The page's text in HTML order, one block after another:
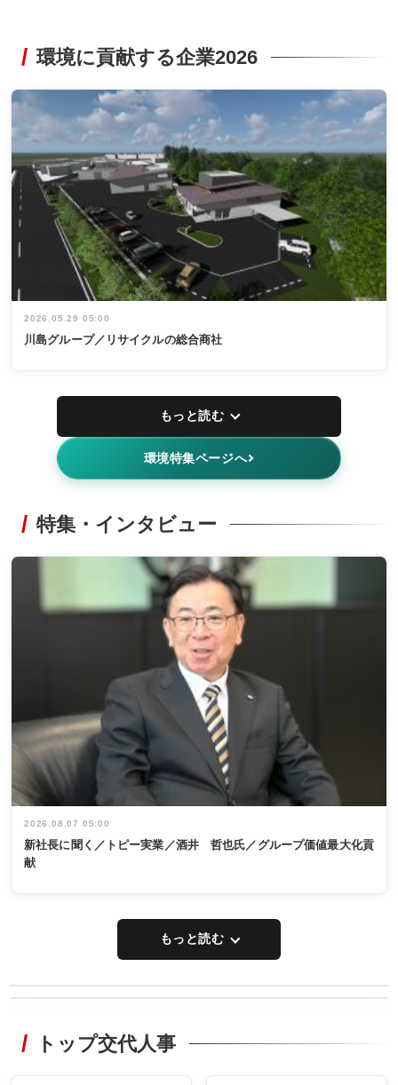
環境に貢献する企業2026
2026.05.29 05:00
川島グループ／リサイクルの総合商社
もっと読む
環境特集ページへ
特集・インタビュー
2026.08.07 05:00
新社長に聞く／トピー実業／酒井 哲也氏／グループ価値最大化貢
献
もっと読む
非鉄業界で
タックトレー
トップ交代人事